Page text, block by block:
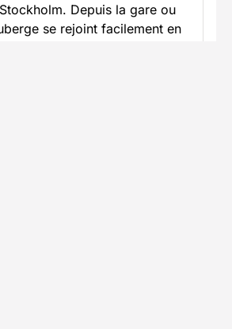
Depuis la gare ou
se rejoint facilement en